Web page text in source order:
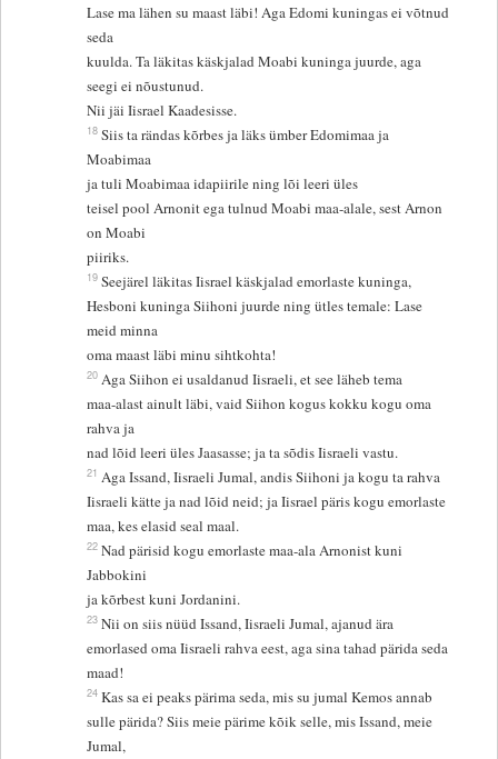
Lase ma lähen su maast läbi! Aga Edomi kuningas ei võtnud
seda
kuulda. Ta läkitas käskjalad Moabi kuninga juurde, aga
seegi ei nõustunud.
Nii jäi Iisrael Kaadesisse.
18 Siis ta rändas kõrbes ja läks ümber Edomimaa ja
Moabimaa
ja tuli Moabimaa idapiirile ning lõi leeri üles
teisel pool Arnonit ega tulnud Moabi maa-alale, sest Arnon
on Moabi
piiriks.
19 Seejärel läkitas Iisrael käskjalad emorlaste kuninga,
Hesboni kuninga Siihoni juurde ning ütles temale: Lase
meid minna
oma maast läbi minu sihtkohta!
20 Aga Siihon ei usaldanud Iisraeli, et see läheb tema
maa-alast ainult läbi, vaid Siihon kogus kokku kogu oma
rahva ja
nad lõid leeri üles Jaasasse; ja ta sõdis Iisraeli vastu.
21 Aga Issand, Iisraeli Jumal, andis Siihoni ja kogu ta rahva
Iisraeli kätte ja nad lõid neid; ja Iisrael päris kogu emorlaste
maa, kes elasid seal maal.
22 Nad pärisid kogu emorlaste maa-ala Arnonist kuni
Jabbokini
ja kõrbest kuni Jordanini.
23 Nii on siis nüüd Issand, Iisraeli Jumal, ajanud ära
emorlased oma Iisraeli rahva eest, aga sina tahad pärida seda
maad!
24 Kas sa ei peaks pärima seda, mis su jumal Kemos annab
sulle pärida? Siis meie pärime kõik selle, mis Issand, meie
Jumal,